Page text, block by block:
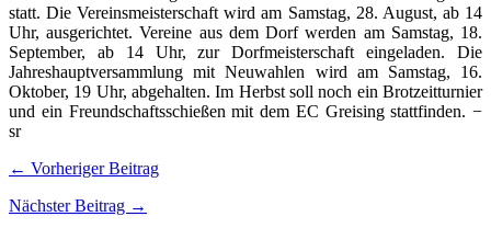
statt. Die Vereinsmeisterschaft wird am Samstag, 28. August, ab 14
Uhr, ausgerichtet. Vereine aus dem Dorf werden am Samstag, 18.
September, ab 14 Uhr, zur Dorfmeisterschaft eingeladen. Die
Jahreshauptversammlung mit Neuwahlen wird am Samstag, 16.
Oktober, 19 Uhr, abgehalten. Im Herbst soll noch ein Brotzeitturnier
und ein Freundschaftsschießen mit dem EC Greising stattfinden. −
sr
← Vorheriger Beitrag
Nächster Beitrag →